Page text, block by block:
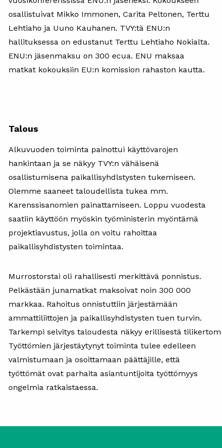
osallistuivat Mikko Immonen, Carita Peltonen, Terttu
Lehtiaho ja Uuno Kauhanen. TVY:tä ENU:n
hallituksessa on edustanut Terttu Lehtiaho Nokialta.
ENU:n jäsenmaksu on 300 ecua. ENU maksaa
matkat kokouksiin EU:n komission rahaston kautta.
Talous
Alkuvuoden toiminta painottui käyttövarojen
hankintaan ja se näkyy TVY:n vähäisenä
osallistumisena paikallisyhdlstysten tukemiseen.
Olemme saaneet taloudellista tukea mm.
Karenssisanomien painattamiseen. Loppu vuodesta
saatiin käyttöön myöskin työministerin myöntämä
projektiavustus, jolla on voitu rahoittaa
paikallisyhdistysten toimintaa.
Murrostorstai oli rahallisesti merkittävä ponnistus.
Pelkästään junamatkat maksoivat noin 300 000
markkaa. Rahoitus onnistuttiin järjestämään
ammattiliittojen ja paikallisyhdistysten tuen turvin.
Tarkempi selvitys taloudesta näkyy erillisestä
Työttömien järjestäytynyt toiminta tulee edelleen
valmistumaan ja osoittamaan päättäjille, että
työttömät ovat parhaita asiantuntijoita työttömyys
ongelmia ratkaistaessa.